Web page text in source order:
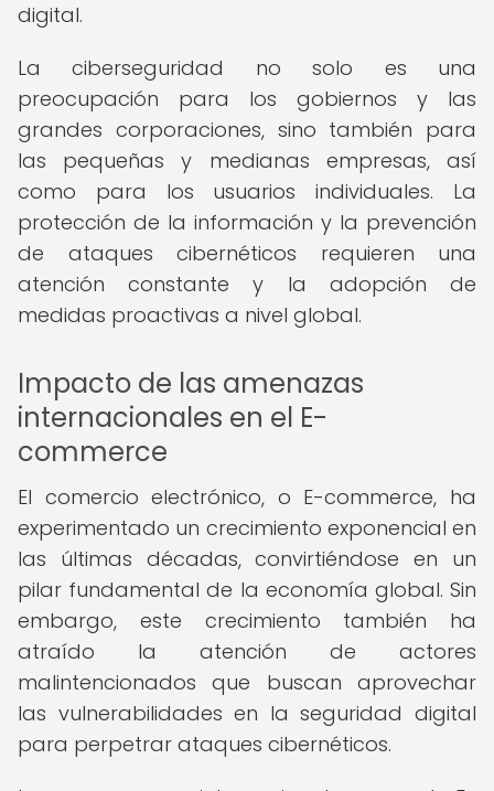
digital.
La ciberseguridad no solo es una
preocupación para los gobiernos y las
grandes corporaciones, sino también para
las pequeñas y medianas empresas, así
como para los usuarios individuales. La
protección de la información y la prevención
de ataques cibernéticos requieren una
atención constante y la adopción de
medidas proactivas a nivel global.
Impacto de las amenazas
internacionales en el E-
commerce
El comercio electrónico, o E-commerce, ha
experimentado un crecimiento exponencial en
las últimas décadas, convirtiéndose en un
pilar fundamental de la economía global. Sin
embargo, este crecimiento también ha
atraído la atención de actores
malintencionados que buscan aprovechar
las vulnerabilidades en la seguridad digital
para perpetrar ataques cibernéticos.